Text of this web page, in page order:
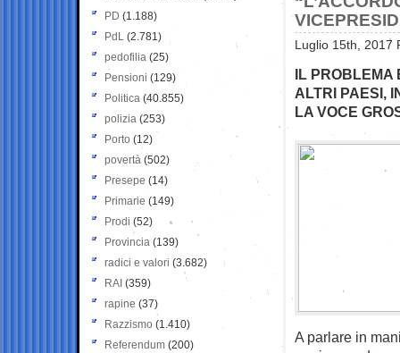
Luglio 15th, 2017
IL PROBLEMA
ALTRI PAESI,
LA VOCE
A parlare in
PD (1.188)
PdL (2.781)
pedofilia (25)
Pensioni (129)
Politica (40.855)
polizia (253)
Porto (12)
povertà (502)
Presepe (14)
Primarie (149)
Prodi (52)
Provincia (139)
radici e valori (3.682)
RAI (359)
rapine (37)
Razzismo (1.410)
Referendum (200)